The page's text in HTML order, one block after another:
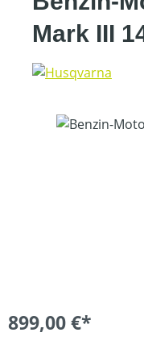
Mark III
Bildergalerie
899,00 €*